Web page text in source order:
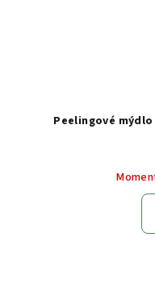
Peelingové mýdlo